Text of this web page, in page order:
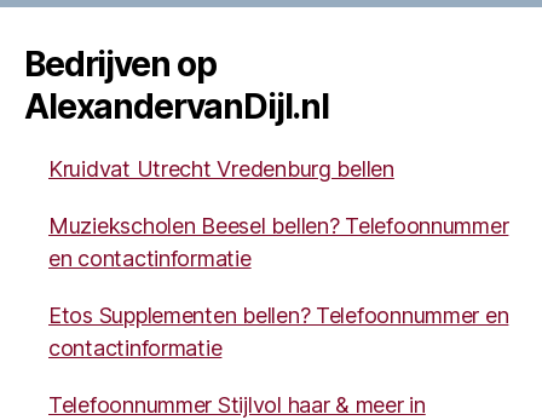
Bedrijven op
AlexandervanDijl.nl
Kruidvat Utrecht Vredenburg bellen
Muziekscholen Beesel bellen? Telefoonnummer
en contactinformatie
Etos Supplementen bellen? Telefoonnummer en
contactinformatie
Telefoonnummer Stijlvol haar & meer in